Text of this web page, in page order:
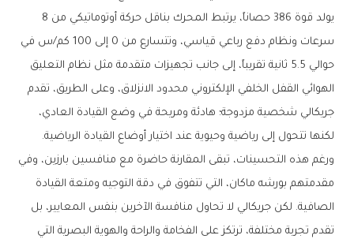
يولد قوة 386 حصاناً، يرتبط المحرك بناقل حركة أوتوماتيكي من 8
سرعات ونظام دفع رباعي قياسي، وتتسارع من 0 إلى 100 كم/س في
حوالي 5.5 ثانية تقريباً، إلى جانب تجهيزات متقدمة مثل نظام التعليق
الهوائي القفل الخلفي الإلكتروني محدود الانزلاق، وعلى الطريق، تقدم
جريكالي شخصية مزدوجة؛ هادئة ومريحة في وضع القيادة العادي،
لكنها تتحول إلى رياضية وحيوية عند اختيار أوضاع القيادة الرياضية.
ورغم هذه التحسينات، تبقى المقارنة حاضرة مع منافسين بارزين، وفي
مقدمتهم بورشه ماكان، التي تتفوق في دقة التوجيه ومتعة القيادة
الصافية. لكن جريكالي لا تحاول منافسة الآخرين بنفس المعايير، بل
تقدم تجربة مختلفة، ترتكز على الفخامة والراحة والهوية البصرية التي